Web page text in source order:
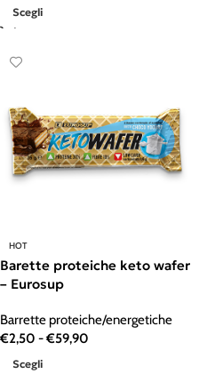
Scegli
HOT
Barette proteiche keto wafer
– Eurosup
Barrette proteiche/energetiche
€2,50 -€59,90
Scegli